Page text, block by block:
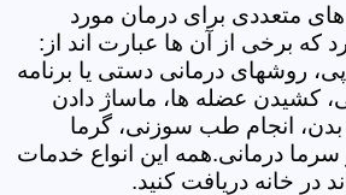
متعددی برای درمان مورد
که برخی از آن ها عبارت اند از:
روشهای درمانی دستی یا برنامه
کشیدن عضله ها، ماساژ دادن
انجام طب سوزنی، گرما
درمانی.همه این انواع خدمات
در خانه دریافت کنید.